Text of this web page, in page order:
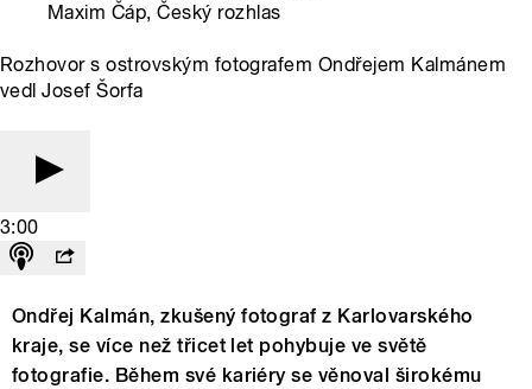
Maxim Čáp, Český rozhlas
Rozhovor s ostrovským fotografem Ondřejem Kalmánem
vedl Josef Šorfa
3:00
Ondřej Kalmán, zkušený fotograf z Karlovarského
kraje, se více než třicet let pohybuje ve světě
fotografie. Během své kariéry se věnoval širokému